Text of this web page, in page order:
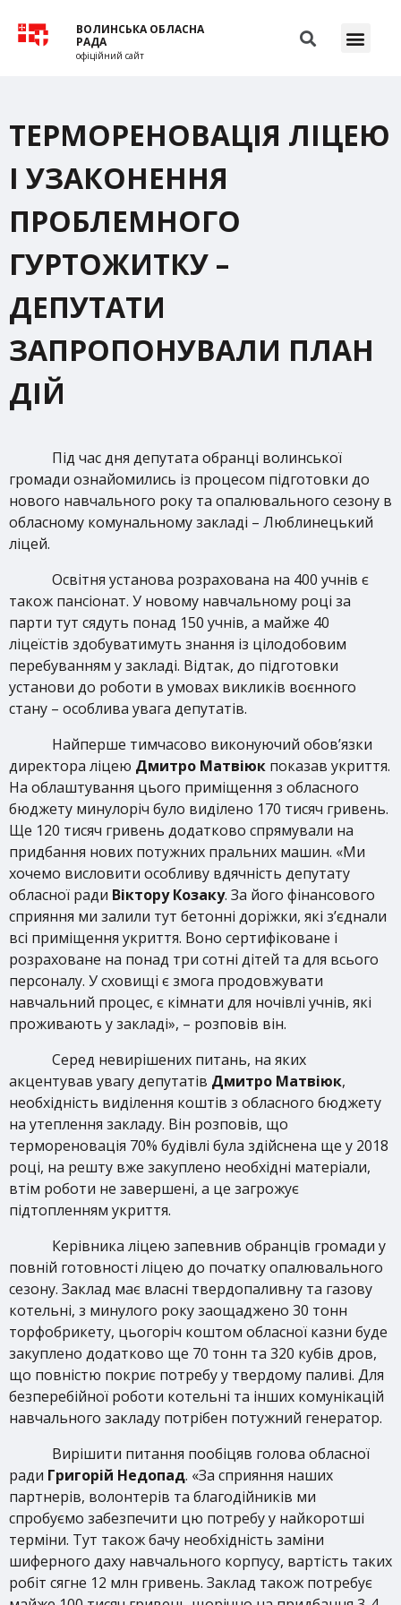
ВОЛИНСЬКА ОБЛАСНА
РАДА
офіційний сайт
ТЕРМОРЕНОВАЦІЯ ЛІЦЕЮ
І УЗАКОНЕННЯ
ПРОБЛЕМНОГО
ГУРТОЖИТКУ –
ДЕПУТАТИ
ЗАПРОПОНУВАЛИ ПЛАН
ДІЙ
Під час дня депутата обранці волинської
громади ознайомились із процесом підготовки до
нового навчального року та опалювального сезону в
обласному комунальному закладі – Люблинецький
ліцей.
Освітня установа розрахована на 400 учнів є
також пансіонат. У новому навчальному році за
парти тут сядуть понад 150 учнів, а майже 40
ліцеїстів здобуватимуть знання із цілодобовим
перебуванням узакладі. Відтак, до підготовки
установи до роботи в умовах викликів воєнного
стану – особлива увага депутатів.
Найперше тимчасово виконуючий обов’язки
директора ліцею Дмитро Матвіюк показав укриття.
На облаштування цього приміщення з обласного
бюджету минулоріч було виділено 170 тисяч гривень.
Ще 120 тисяч гривень додатково спрямували на
придбання нових потужних пральних машин. «Ми
хочемо висловити особливу вдячність депутату
обласної ради Віктору Козаку. За його фінансового
сприяння ми залили тут бетонні доріжки, які з’єднали
всі приміщення укриття. Воно сертифіковане і
розраховане на понад три сотні дітей та для всього
персоналу. У сховищі є змога продовжувати
навчальний процес, є кімнати для ночівлі учнів, які
проживають у закладі», – розповів він.
Серед невирішених питань, на яких
акцентував увагу депутатів Дмитро Матвіюк,
необхідність виділення коштів з обласного бюджету
на утеплення закладу. Він розповів, що
термореновація 70% будівлі була здійснена ще у 2018
році, на решту вже закуплено необхідні матеріали,
втім роботи не завершені, а це загрожує
підтопленням укриття.
Керівника ліцею запевнив обранців громади у
повній готовності ліцею до початку опалювального
сезону. Заклад має власні твердопаливну та газову
котельні, з минулого року заощаджено 30 тонн
торфобрикету, цьогоріч коштом обласної казни буде
закуплено додатково ще 70 тонн та 320 кубів дров,
що повністю покриє потребу у твердому паливі. Для
безперебійної роботи котельні та інших комунікацій
навчального закладу потрібен потужний генератор.
Вирішити питання пообіцяв голова обласної
ради Григорій Недопад. «За сприяння наших
партнерів, волонтерів та благодійників ми
спробуємо забезпечити цю потребу у найкоротші
терміни. Тут також бачу необхідність заміни
шиферного даху навчального корпусу, вартість таких
робіт сягне 12 млн гривень. Заклад також потребує